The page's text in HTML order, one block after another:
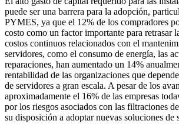
puede ser una barrera para la adopción,
PYMES, ya que el 12% de los compradores
costo como un factor importante para retrasar
costos continuos relacionados con el
servidores, como el consumo de energía, las
reparaciones, han aumentado un 14%
rentabilidad de las organizaciones que
de servidores a gran escala. A pesar de los
aproximadamente el 16% de las empresas
por los riesgos asociados con las filtraciones
su disposición a adoptar nuevas soluciones de